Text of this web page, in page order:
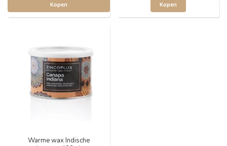
Kopen Kopen
Warme wax Indische